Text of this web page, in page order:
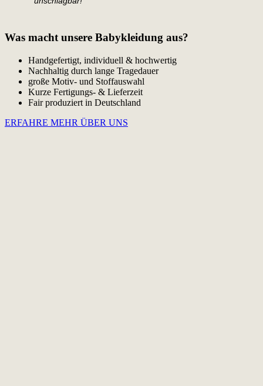
Was macht unsere Babykleidung aus?
Handgefertigt, individuell & hochwertig
Nachhaltig durch lange Tragedauer
große Motiv- und Stoffauswahl
Kurze Fertigungs- & Lieferzeit
Fair produziert in Deutschland
ERFAHRE MEHR ÜBER UNS